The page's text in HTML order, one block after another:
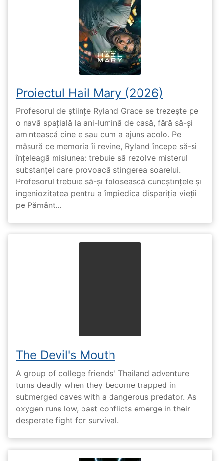
Proiectul Hail Mary (2026)
Profesorul de științe Ryland Grace se trezește pe
o navă spațială la ani-lumină de casă, fără să-și
amintească cine e sau cum a ajuns acolo. Pe
măsură ce memoria îi revine, Ryland începe să-și
înțeleagă misiunea: trebuie să rezolve misterul
substanței care provoacă stingerea soarelui.
Profesorul trebuie să-și folosească cunoștințele și
ingeniozitatea pentru a împiedica dispariția vieții
pe Pământ...
The Devil's Mouth
A group of college friends' Thailand adventure
turns deadly when they become trapped in
submerged caves with a dangerous predator. As
oxygen runs low, past conflicts emerge in their
desperate fight for survival.